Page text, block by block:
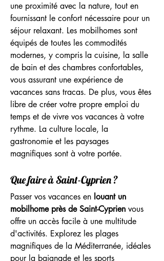
une proximité avec la nature, tout en
fournissant le confort nécessaire pour un
séjour relaxant. Les mobilhomes sont
équipés de toutes les commodités
modernes, y compris la cuisine, la salle
de bain et des chambres confortables,
vous assurant une expérience de
vacances sans tracas. De plus, vous êtes
libre de créer votre propre emploi du
temps et de vivre vos vacances à votre
rythme. La culture locale, la
gastronomie et les paysages
magnifiques sont à votre portée.
Que faire à Saint-Cyprien ?
Passer vos vacances en louant un
mobilhome près de Saint-Cyprien vous
offre un accès facile à une multitude
d'activités. Explorez les plages
magnifiques de la Méditerranée, idéales
pour la baignade et les sports